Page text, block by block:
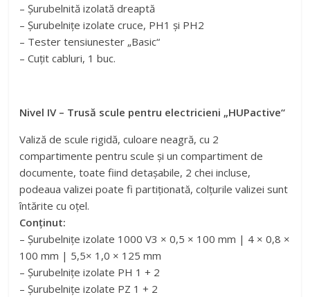
– Șurubelnită izolată dreaptă
– Șurubelnițe izolate cruce, PH1 și PH2
– Tester tensiunester „Basic“
– Cuțit cabluri, 1 buc.
Nivel IV – Trusă scule pentru electricieni „HUPactive“
Valiză de scule rigidă, culoare neagră, cu 2
compartimente pentru scule și un compartiment de
documente, toate fiind detașabile, 2 chei incluse,
podeaua valizei poate fi partiționată, colțurile valizei sunt
întărite cu oțel.
Conținut:
– Șurubelnițe izolate 1000 V3 × 0,5 × 100 mm | 4 × 0,8 ×
100 mm | 5,5× 1,0 × 125 mm
– Șurubelnițe izolate PH 1 + 2
– Șurubelnițe izolate PZ 1 + 2